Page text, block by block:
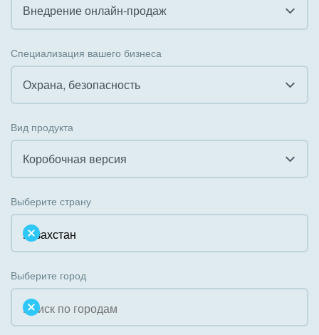
Внедрение онлайн-продаж
Внедрение КЭДО
Интеграция с 1С
Организация задач и проектов
Внедрение Бизнес-процессов
Системное администрирование
Интернет-магазин и CRM
Крупные корпоративные внедрения
Специализация вашего бизнеса
Охрана, безопасность
Государственные организации
Коммунальные услуги, ЖКХ
Некоммерческие, религиозные организации,
Недвижимость, риэлтерские компании
Образование, наука
Вид продукта
Коробочная версия
Облачный Битрикс24
Коробочная версия
Выберите страну
Выберите город